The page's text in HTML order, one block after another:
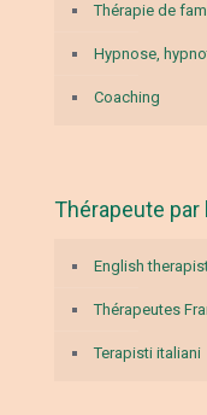
Thérapie de
Hypnose,
Coaching
Thérapeute par
English
Thérapeutes
Terapisti italiani